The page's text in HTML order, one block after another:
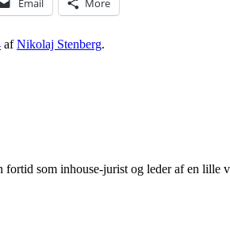
Email More
afNikolaj Stenberg.
som inhouse-jurist og leder af en